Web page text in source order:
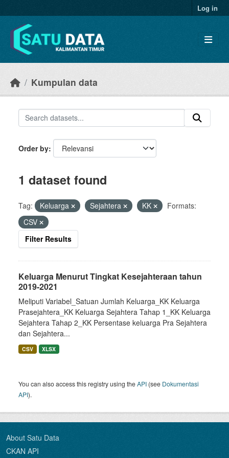
Log in
Kumpulan data
Order by
1 dataset found
Tag: Keluarga Sejahtera KK
Formats:
CSV
Filter Results
Keluarga Menurut Tingkat Kesejahteraan tahun
2019-2021
Meliputi Variabel_Satuan Jumlah Keluarga_KK Keluarga
Prasejahtera_KK Keluarga Sejahtera Tahap 1_KK Keluarga
Sejahtera Tahap 2_KK Persentase keluarga Pra Sejahtera
dan Sejahtera...
CSV XLSX
You can also access this registry using theAPI (see Dokumentasi
API).
About Satu Data
CKAN API